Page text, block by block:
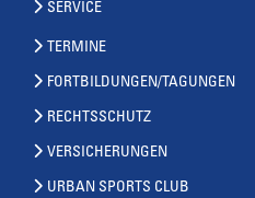
SERVICE
TERMINE
FORTBILDUNGEN/TAGUNGEN
RECHTSSCHUTZ
VERSICHERUNGEN
URBAN SPORTS CLUB